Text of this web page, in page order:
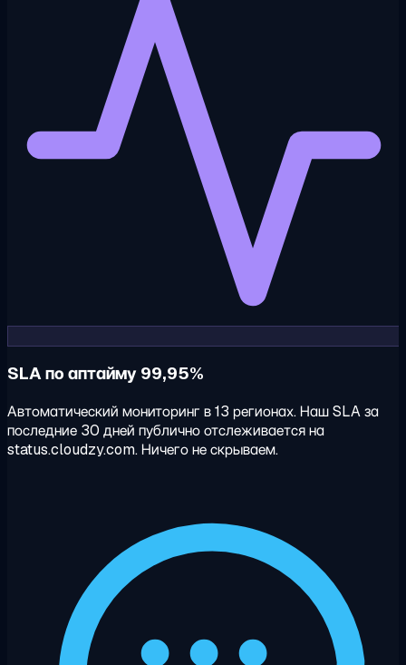
SLA по аптайму 99,95%
Автоматический мониторинг в 13 регионах. Наш SLA за
последние 30 дней публично отслеживается на
status.cloudzy.com. Ничего не скрываем.